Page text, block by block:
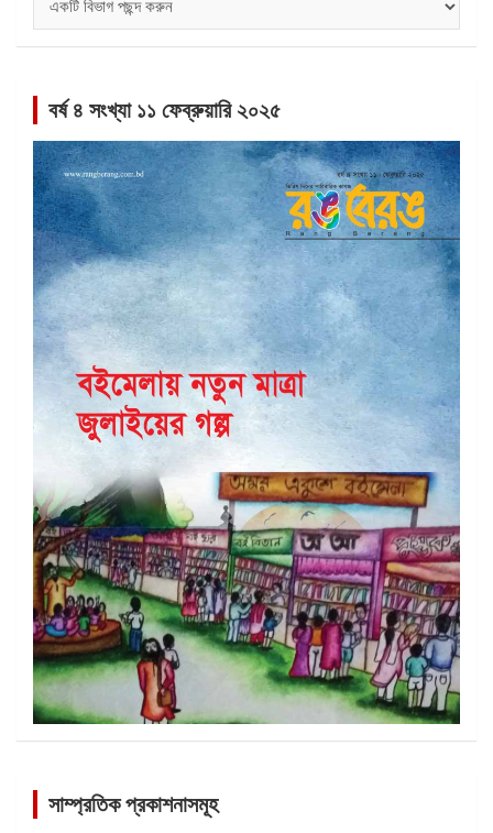
সমূহ
বর্ষ ৪ সংখ্যা ১১ ফেব্রুয়ারি ২০২৫
সাম্প্রতিক প্রকাশনাসমূহ